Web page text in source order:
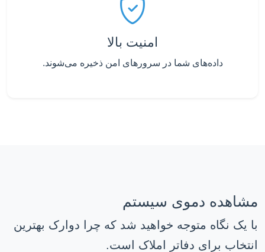
امنیت بالا
داده‌های شما در سرورهای امن ذخیره می‌شوند.
مشاهده دموی سیستم
با یک نگاه متوجه خواهید شد که چرا دوارک بهترین
انتخاب برای دفاتر املاک است.